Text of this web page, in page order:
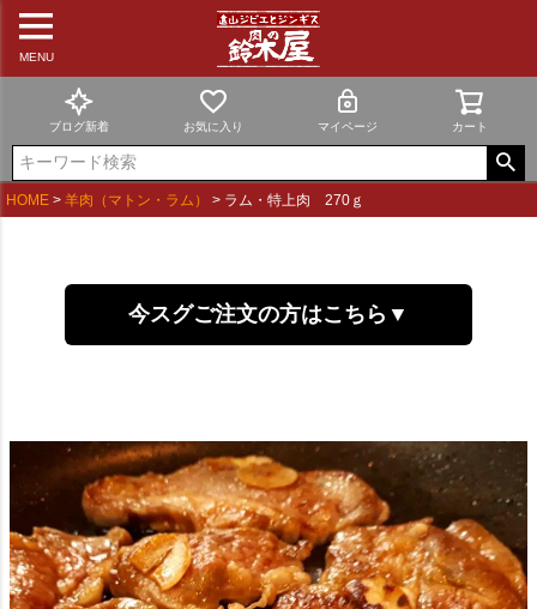
MENU
ブログ新着 お気に入り マイページ カート
HOME 羊肉（マトン・ラム） ラム・特上肉 270ｇ
今スグご注文の方はこちら▼